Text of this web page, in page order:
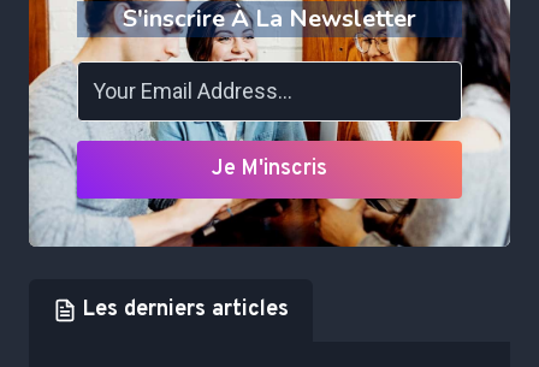
S'inscrire À La Newsletter
Je M'inscris
Les derniers articles